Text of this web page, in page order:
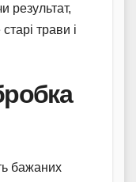
результат,
трави і
бажаних